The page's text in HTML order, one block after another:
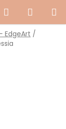
Hľadať
KOŠÍK
EdgeArt /